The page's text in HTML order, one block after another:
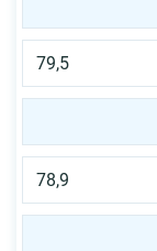
79,5
78,9